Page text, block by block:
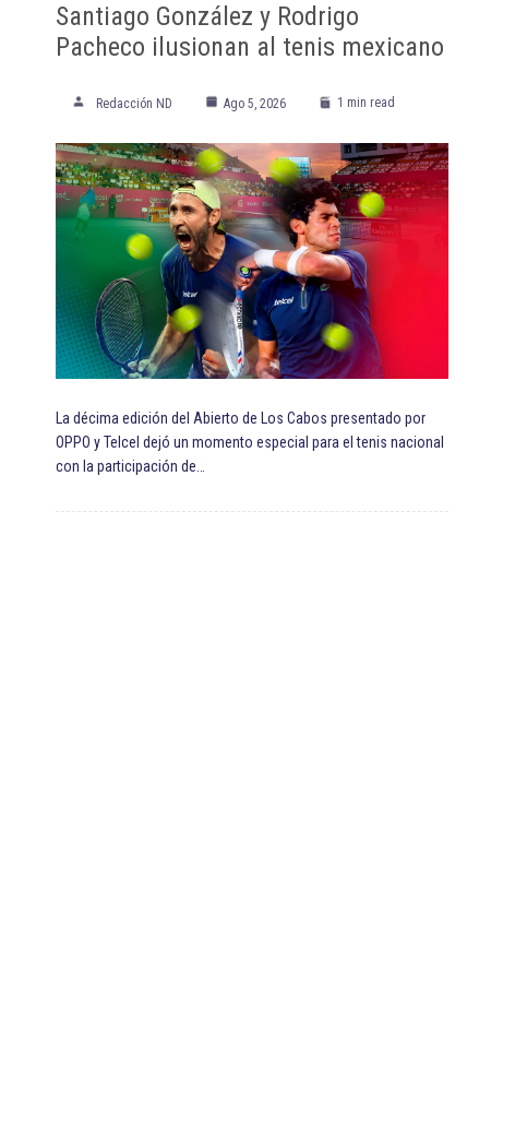
Santiago González y Rodrigo
Pacheco ilusionan al tenis mexicano
Redacción ND Ago 5, 2026 1 min read
La décima edición del Abierto de Los Cabos presentado por
OPPO y Telcel dejó un momento especial para el tenis nacional
con la participación de…